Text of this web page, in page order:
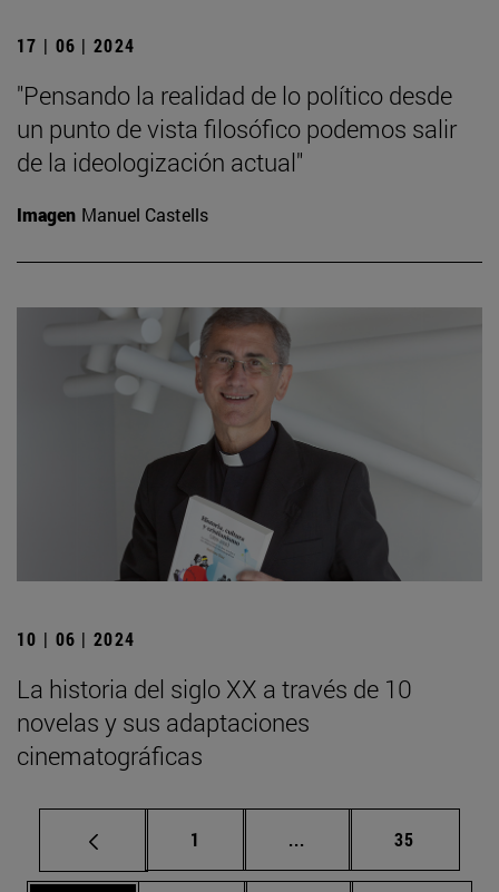
17 | 06 | 2024
"Pensando la realidad de lo político desde
un punto de vista filosófico podemos salir
de la ideologización actual"
Imagen Manuel Castells
10 | 06 | 2024
La historia del siglo XX a través de 10
novelas y sus adaptaciones
cinematográficas
Página
1 ... Páginas intermedias
Página
35